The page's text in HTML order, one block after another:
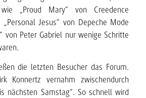
„Proud Mary“ von Creedence
„Personal Jesus“ von Depeche Mode
von Peter Gabriel nur wenige Schritte
die letzten Besucher das Forum.
Konnertz vernahm zwischendurch
nächsten Samstag“. So schnell wird